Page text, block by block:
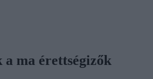
ma érettségizők